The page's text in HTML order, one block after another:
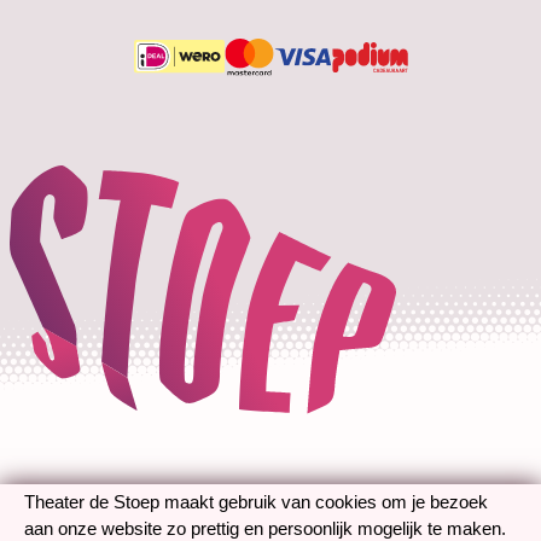
3201 DH Spijkenisse
Technische gegevens Betalen is mogelijk met de
Theater de Stoep maakt gebruik van cookies om je bezoek
aan onze website zo prettig en persoonlijk mogelijk te maken.